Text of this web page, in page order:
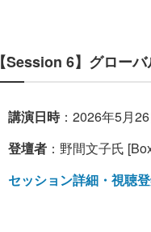
【Session 6】グロー
講演日時：2026年5月
登壇者 ：野間文子氏
セッション詳細・視聴